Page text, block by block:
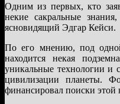
Одним из первых, кто
некие сакральные
ясновидящий Эдгар Кейси.
По его мнению, под
находится некая
уникальные технологии и
цивилизации планеты.
финансировал поиски